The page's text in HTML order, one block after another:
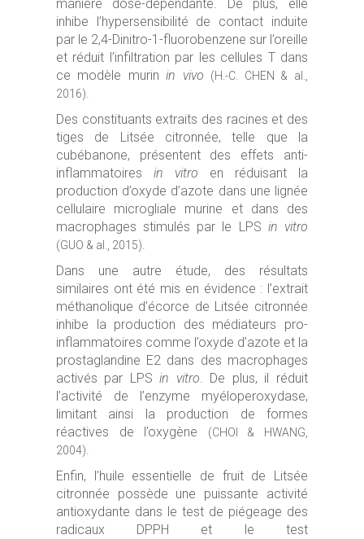
manière dose-dépendante. De plus, elle
inhibe l’hypersensibilité de contact induite
par le 2,4-Dinitro-1-fluorobenzene sur l’oreille
et réduit l’infiltration par les cellules T dans
ce modèle murinin vivo
(H.-C. CHEN & al.,
2016).
Des constituants extraits des racines et des
tiges de Litsée citronnée, telle que la
cubébanone, présentent des effets anti-
inflammatoires in vitro en réduisant la
production d’oxyde d’azote dans une lignée
cellulaire microgliale murine et dans des
macrophages stimulés par le LPS in vitro
(GUO & al., 2015).
Dans une autre étude, des résultats
similaires ont été mis en évidence : l’extrait
méthanolique d’écorce de Litsée citronnée
inhibe la production des médiateurs pro-
inflammatoires comme l’oxyde d’azote et la
prostaglandine E2 dans des macrophages
activés par LPSin vitro. De plus, il réduit
l’activité de l’enzyme myéloperoxydase,
limitant ainsi la production de formes
réactives de l’oxygène
(CHOI & HWANG,
2004).
Enfin, l’huile essentielle de fruit de Litsée
citronnée possède une puissante activité
antioxydante dans le test de piégeage des
radicaux DPPH et le test